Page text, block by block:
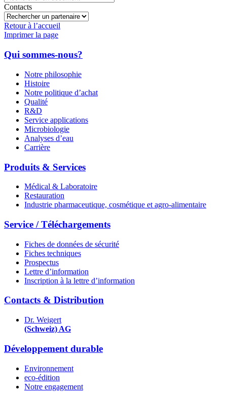
Contacts
Retour à l’accueil
Imprimer la page
Qui sommes-nous?
Notre philosophie
Histoire
Notre politique d’achat
Qualité
R&D
Service applications
Microbiologie
Analyses d’eau
Carrière
Produits & Services
Médical & Laboratoire
Restauration
Industrie pharmaceutique, cosmétique et agro-alimentaire
Service / Téléchargements
Fiches de données de sécurité
Fiches techniques
Prospectus
Lettre d’information
Inscription à la lettre d’information
Contacts & Distribution
Dr. Weigert
(Schweiz) AG
Développement durable
Environnement
eco-édition
Notre engagement